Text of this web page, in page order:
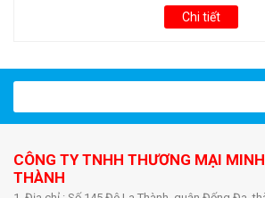
Chi tiết
CÔNG TY TNHH THƯƠNG MẠI
THÀNH